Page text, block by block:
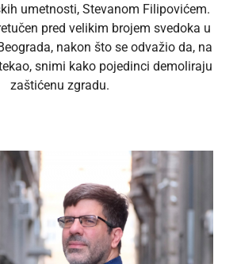
umetnosti, Stevanom Filipovićem.
pred velikim brojem svedoka u
nakon što se odvažio da, na
snimi kako pojedinci demoliraju
zaštićenu zgradu.